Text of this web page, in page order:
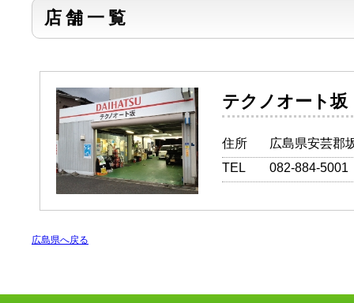
店舗一覧
テクノオ
住所
広島県安芸郡
TEL
082-884-5001
広島県へ戻る